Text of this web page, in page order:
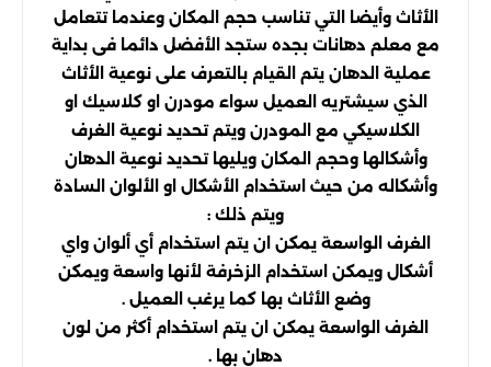
الأثاث وأيضا التي تناسب حجم المكان وعندما تتعامل
مع معلم دهانات بجده ستجد الأفضل دائما فى بداية
عملية الدهان يتم القيام بالتعرف على نوعية الأثاث
الذي سيشتريه العميل سواء مودرن او كلاسيك او
الكلاسيكي مع المودرن ويتم تحديد نوعية الغرف
وأشكالها وحجم المكان ويليها تحديد نوعية الدهان
وأشكاله من حيث استخدام الأشكال او الألوان السادة
ويتم ذلك :
الغرف الواسعة يمكن ان يتم استخدام أي ألوان واي
أشكال ويمكن استخدام الزخرفة لأنها واسعة ويمكن
وضع الأثاث بها كما يرغب العميل .
الغرف الواسعة يمكن ان يتم استخدام أكثر من لون
دهان بها .